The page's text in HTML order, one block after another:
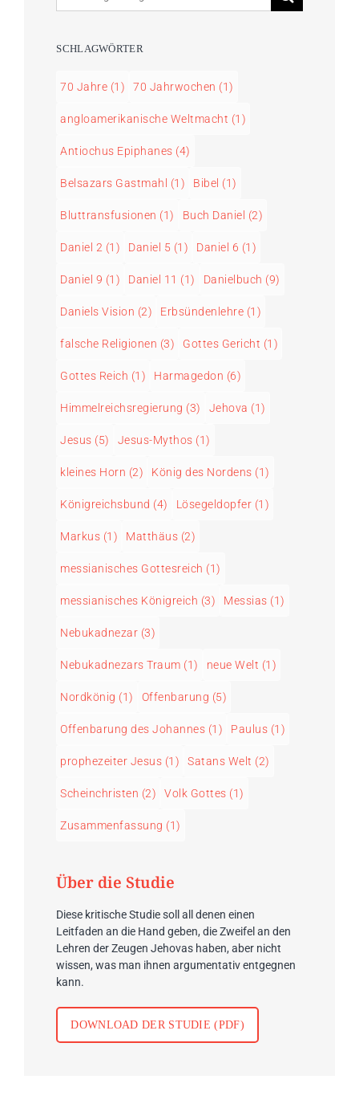
nach:
SCHLAGWÖRTER
70 Jahre (1) 70 Jahrwochen (1)
angloamerikanische Weltmacht (1)
Antiochus Epiphanes (4)
Belsazars Gastmahl (1) Bibel (1)
Bluttransfusionen (1) Buch Daniel (2)
Daniel 2 (1) Daniel 5 (1) Daniel 6 (1)
Daniel 9 (1) Daniel 11 (1) Danielbuch (9)
Daniels Vision (2) Erbsündenlehre (1)
falsche Religionen (3) Gottes Gericht (1)
Gottes Reich (1) Harmagedon (6)
Himmelreichsregierung (3) Jehova (1)
Jesus (5) Jesus-Mythos (1)
kleines Horn (2) König des Nordens (1)
Königreichsbund (4) Lösegeldopfer (1)
Markus (1) Matthäus (2)
messianisches Gottesreich (1)
messianisches Königreich (3) Messias (1)
Nebukadnezar (3)
Nebukadnezars Traum (1) neue Welt (1)
Nordkönig (1) Offenbarung (5)
Offenbarung des Johannes (1) Paulus (1)
prophezeiter Jesus (1) Satans Welt (2)
Scheinchristen (2) Volk Gottes (1)
Zusammenfassung (1)
Über die Studie
Diese kritische Studie soll all denen einen
Leitfaden an die Hand geben, die Zweifel an den
Lehren der Zeugen Jehovas haben, aber nicht
wissen, was man ihnen argumentativ entgegnen
kann.
DOWNLOAD DER STUDIE (PDF)